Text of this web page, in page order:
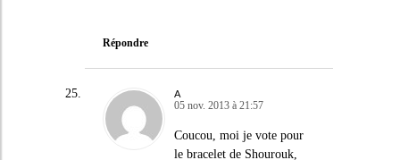
Répondre
A
05 nov. 2013 à 21:57
Coucou, moi je vote pour
le bracelet de Shourouk,